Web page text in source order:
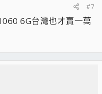
#7
6G台灣也才賣一萬